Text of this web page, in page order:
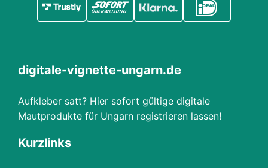
digitale-vignette-ungarn.de
Aufkleber satt? Hier sofort gültige digitale
Mautprodukte für Ungarn registrieren lassen!
Kurzlinks